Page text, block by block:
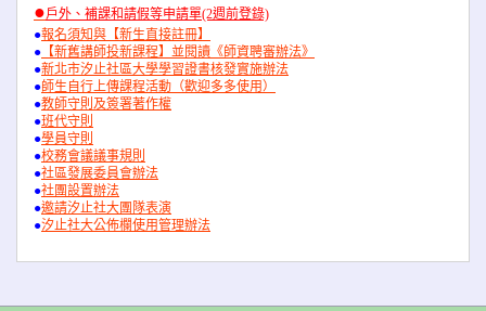
●戶外、補課和請假等申請單(2週前登錄)
●報名須知與【新生直接註冊】
● 【新舊講師投新課程】並閱讀《師資聘審辦法》
●新北市汐止社區大學學習證書核發實施辦法
●師生自行上傳課程活動（歡迎多多使用）
●教師守則及簽署著作權
●班代守則
●學員守則
●校務會議議事規則
●社區發展委員會辦法
●社團設置辦法
●邀請汐止社大團隊表演
●汐止社大公佈欄使用管理辦法